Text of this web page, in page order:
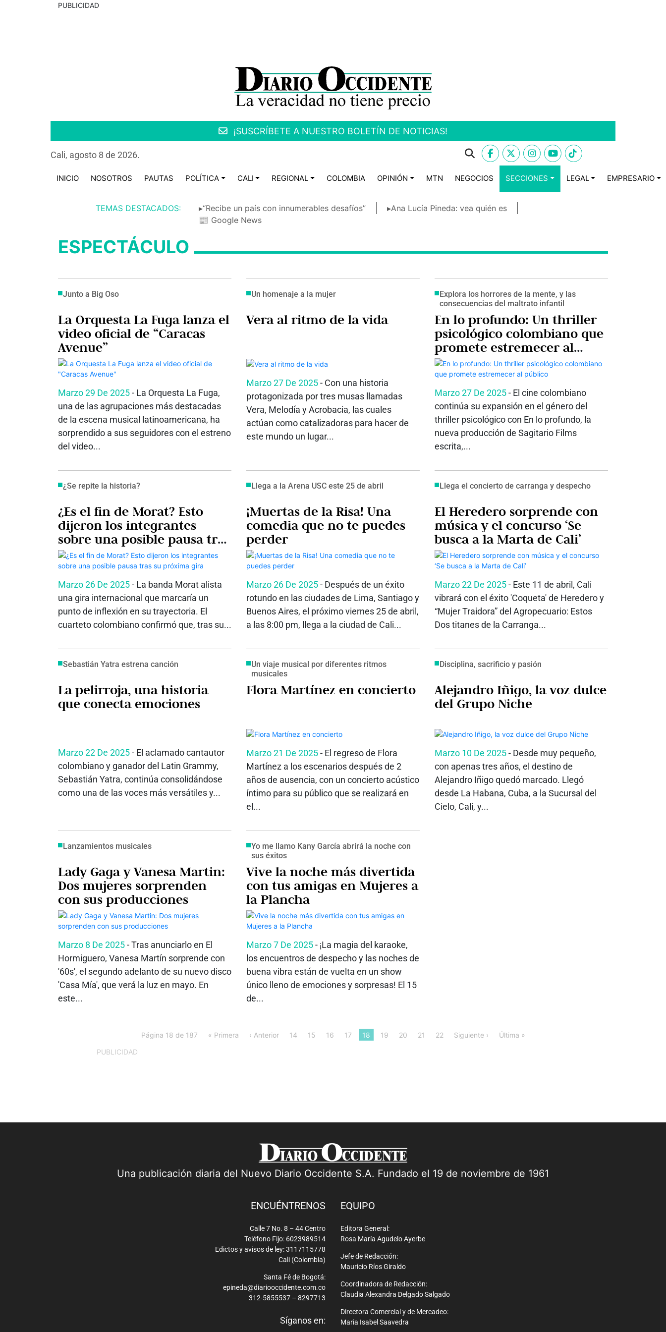
PUBLICIDAD
¡SUSCRÍBETE A NUESTRO BOLETÍN DE NOTICIAS!
Cali, agosto 8 de 2026.
INICIO NOSOTROS PAUTAS POLÍTICA CALI REGIONAL COLOMBIA OPINIÓN MTN NEGOCIOS SECCIONES LEGAL EMPRESARIO
TEMAS DESTACADOS: ▸“Recibe un país con innumerables desafíos”
▸Ana Lucía Pineda: vea quién es
📰 Google News
ESPECTÁCULO
Junto a Big Oso
La Orquesta La Fuga lanza el
video oficial de “Caracas
Avenue”
Marzo 29 De 2025- La Orquesta La Fuga,
una de las agrupaciones más destacadas
de la escena musical latinoamericana, ha
sorprendido a sus seguidores con el estreno
del video...
Un homenaje a la mujer
Vera al ritmo de la vida
Marzo 27 De 2025- Con una historia
protagonizada por tres musas llamadas
Vera, Melodía y Acrobacia, las cuales
actúan como catalizadoras para hacer de
este mundo un lugar...
Explora los horrores de la mente, y las
consecuencias del maltrato infantil
En lo profundo: Un thriller
psicológico colombiano que
promete estremecer al
público
Marzo 27 De 2025- El cine colombiano
continúa su expansión en el género del
thriller psicológico con En lo profundo, la
nueva producción de Sagitario Films
escrita,...
¿Se repite la historia?
¿Es el fin de Morat? Esto
dijeron los integrantes
sobre una posible pausa tras
su próxima gira
Marzo 26 De 2025- La banda Morat alista
una gira internacional que marcaría un
punto de inflexión en su trayectoria. El
cuarteto colombiano confirmó que, tras su...
Llega a la Arena USC este 25 de abril
¡Muertas de la Risa! Una
comedia que no te puedes
perder
Marzo 26 De 2025- Después de un éxito
rotundo en las ciudades de Lima, Santiago y
Buenos Aires, el próximo viernes 25 de abril,
a las 8:00 pm, llega a la ciudad de Cali...
Llega el concierto de carranga y despecho
El Heredero sorprende con
música y el concurso ‘Se
busca a la Marta de Cali’
Marzo 22 De 2025- Este 11 de abril, Cali
vibrará con el éxito 'Coqueta' de Heredero y
“Mujer Traidora” del Agropecuario: Estos
Dos titanes de la Carranga...
Sebastián Yatra estrena canción
La pelirroja, una historia
que conecta emociones
Marzo 22 De 2025- El aclamado cantautor
colombiano y ganador del Latin Grammy,
Sebastián Yatra, continúa consolidándose
como una de las voces más versátiles y...
Un viaje musical por diferentes ritmos
musicales
Flora Martínez en concierto
Marzo 21 De 2025- El regreso de Flora
Martínez a los escenarios después de 2
años de ausencia, con un concierto acústico
íntimo para su público que se realizará en
el...
Disciplina, sacrificio y pasión
Alejandro Iñigo, la voz dulce
del Grupo Niche
Marzo 10 De 2025- Desde muy pequeño,
con apenas tres años, el destino de
Alejandro Iñigo quedó marcado. Llegó
desde La Habana, Cuba, a la Sucursal del
Cielo, Cali, y...
Lanzamientos musicales
Lady Gaga y Vanesa Martin:
Dos mujeres sorprenden
con sus producciones
Marzo 8 De 2025- Tras anunciarlo en El
Hormiguero, Vanesa Martín sorprende con
'60s', el segundo adelanto de su nuevo disco
'Casa Mía', que verá la luz en mayo. En
este...
Yo me llamo Kany García abrirá la noche con
sus éxitos
Vive la noche más divertida
con tus amigas en Mujeres a
la Plancha
Marzo 7 De 2025- ¡La magia del karaoke,
los encuentros de despecho y las noches de
buena vibra están de vuelta en un show
único lleno de emociones y sorpresas! El 15
de...
Página 18 de 187 « Primera ‹ Anterior 14 15 16 17 18 19 20 21 22 Siguiente › Última »
PUBLICIDAD
Una publicación diaria del Nuevo Diario Occidente S.A. Fundado el 19 de noviembre de 1961
ENCUÉNTRENOS
Calle 7 No. 8 – 44 Centro
Teléfono Fijo: 6023989514
Edictos y avisos de ley: 3117115778
Cali (Colombia)
Santa Fé de Bogotá:
epineda@diariooccidente.com.co
312-5855537 – 8297713
Síganos en:
EQUIPO
Editora General:
Rosa María Agudelo Ayerbe
Jefe de Redacción:
Mauricio Ríos Giraldo
Coordinadora de Redacción:
Claudia Alexandra Delgado Salgado
Directora Comercial y de Mercadeo:
Maria Isabel Saavedra